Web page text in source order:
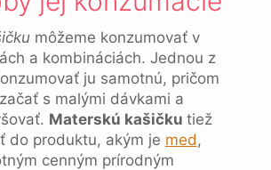
môžeme konzumovať v
a kombináciách. Jednou z
ju samotnú, pričom
s malými dávkami a
Materskú kašičku tiež
do produktu, akým je med,
cenným prírodným